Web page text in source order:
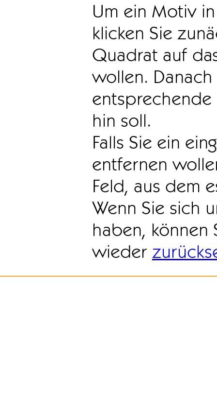
Um ein Motiv
klicken Sie
Quadrat auf
wollen.
hin soll.
Falls Sie ein
entfernen
Feld, aus dem
Wenn Sie sich
haben, können
wieder